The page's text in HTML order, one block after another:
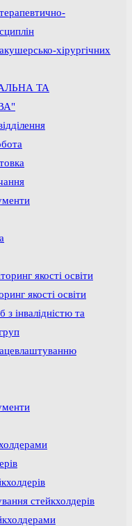
хірургічних
ТА
якості освіти
якості освіти
інвалідністю та
стейкхолдерів